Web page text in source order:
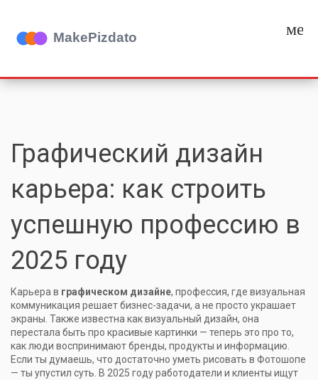
Графический дизайн
карьера: как строить
успешную профессию в
2025 году
Карьера в графическом дизайне, профессия, где визуальная
коммуникация решает бизнес-задачи, а не просто украшает
экраны . Также известна каквизуальный дизайн, она
перестала быть про красивые картинки — теперь это про то,
как люди воспринимают бренды, продукты и информацию
Если ты думаешь, что достаточно уметь рисовать в Фотошопе
— ты упустил суть. В 2025 году работодатели и клиенты ищут